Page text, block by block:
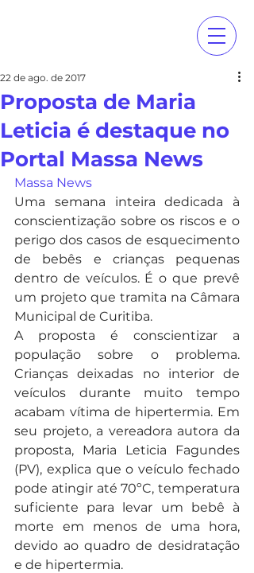
Proposta de Maria
Leticia é destaque no
Portal Massa News
22 de ago. de 2017
Massa News
Uma semana inteira dedicada à
conscientização sobre os riscos e o
perigo dos casos de esquecimento
de bebês e crianças pequenas
dentro de veículos. É o que prevê
um projeto que tramita na Câmara
Municipal de Curitiba.
A proposta é conscientizar a
população sobre o problema.
Crianças deixadas no interior de
veículos durante muito tempo
acabam vítima de hipertermia. Em
seu projeto, a vereadora autora da
proposta, Maria Leticia Fagundes
(PV), explica que o veículo fechado
pode atingir até 70ºC, temperatura
suficiente para levar um bebê à
morte em menos de uma hora,
devido ao quadro de desidratação
e de hipertermia.